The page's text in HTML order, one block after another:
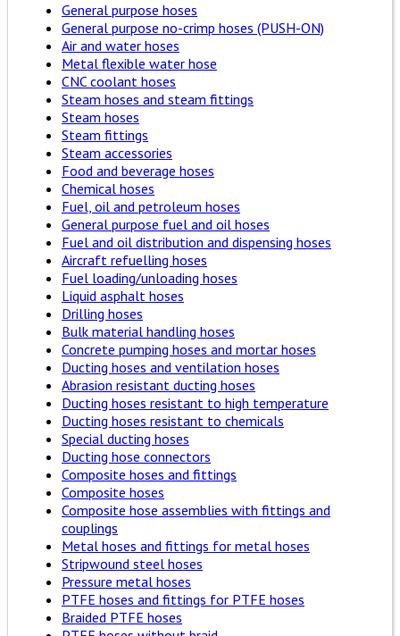
General purpose hoses
General purpose no-crimp hoses (PUSH-ON)
Air and water hoses
Metal flexible water hose
CNC coolant hoses
Steam hoses and steam fittings
Steam hoses
Steam fittings
Steam accessories
Food and beverage hoses
Chemical hoses
Fuel, oil and petroleum hoses
General purpose fuel and oil hoses
Fuel and oil distribution and dispensing hoses
Aircraft refuelling hoses
Fuel loading/unloading hoses
Liquid asphalt hoses
Drilling hoses
Bulk material handling hoses
Concrete pumping hoses and mortar hoses
Ducting hoses and ventilation hoses
Abrasion resistant ducting hoses
Ducting hoses resistant to high temperature
Ducting hoses resistant to chemicals
Special ducting hoses
Ducting hose connectors
Composite hoses and fittings
Composite hoses
Composite hose assemblies with fittings and
couplings
Metal hoses and fittings for metal hoses
Stripwound steel hoses
Pressure metal hoses
PTFE hoses and fittings for PTFE hoses
Braided PTFE hoses